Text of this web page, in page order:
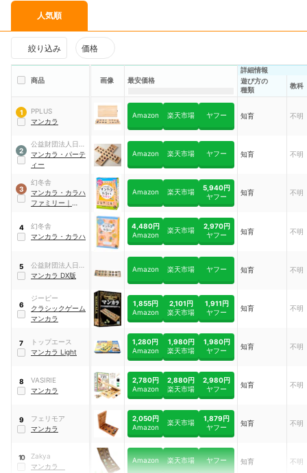
人気順
絞り込み 価格
商品 画像 最安価格
詳細情報
遊び方の
種類
教科
1
PPLUS
マンカラ
Amazon 楽天市場 ヤフー 知育 不明
2
公益財団法人日本
レクリエーション
協会
マンカラ・パーテ
ィー
Amazon 楽天市場 ヤフー 知育 不明
3
幻冬舎
マンカラ・カラハ
ファミリー ｜
Amazon 楽天市場
5,940円
ヤフー
知育 不明
4
幻冬舎
マンカラ・カラハ
4,480円
Amazon
楽天市場
2,970円
ヤフー
知育 不明
5
公益財団法人日本
レクリエーション
マンカラ DX版
Amazon 楽天市場 ヤフー 知育 不明
6
ジーピー
クラシックゲーム
マンカラ
1,855円
Amazon
2,101円
楽天市場
1,911円
ヤフー
知育 不明
7
トップエース
マンカラ Light
1,280円
Amazon
1,980円
楽天市場
1,980円
ヤフー
知育 不明
8
VASIRIE
マンカラ
2,780円
Amazon
2,880円
楽天市場
2,980円
ヤフー
知育 不明
9
フェリモア
マンカラ
2,050円
Amazon
楽天市場
1,879円
ヤフー
知育 不明
10
Zakya
マンカラ
Amazon 楽天市場 ヤフー 知育 不明